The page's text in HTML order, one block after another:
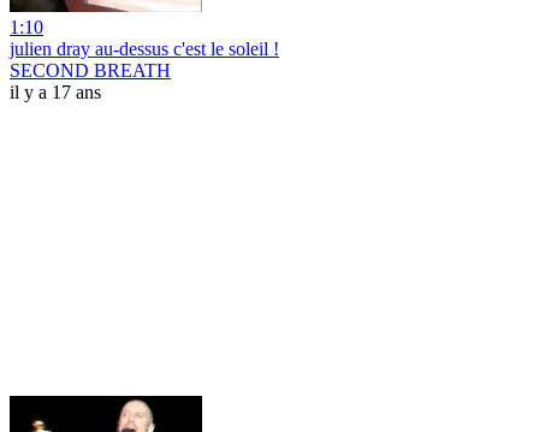
1:10
julien dray au-dessus c'est le soleil !
SECOND BREATH
il y a 17 ans